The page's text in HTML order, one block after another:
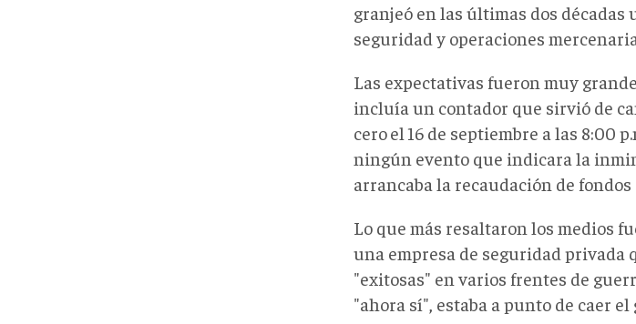
granjeó en las últimas dos décadas
seguridad y operaciones
Las expectativas fueron muy
incluía un contador que sirvió de
ceroel 16 de septiembre a las 8:00
ningún evento que indicara la
arrancaba la recaudación de
Lo que más resaltaron los medios
una empresa de seguridad privada
"exitosas" en varios frentes de
"ahora sí", estaba a punto de caer